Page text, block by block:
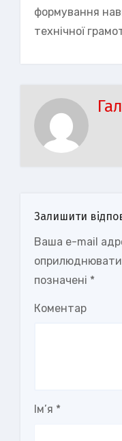
формування
технічної
Залишити
Ваша e-mail
позначені *
Коментар
Ім’я *